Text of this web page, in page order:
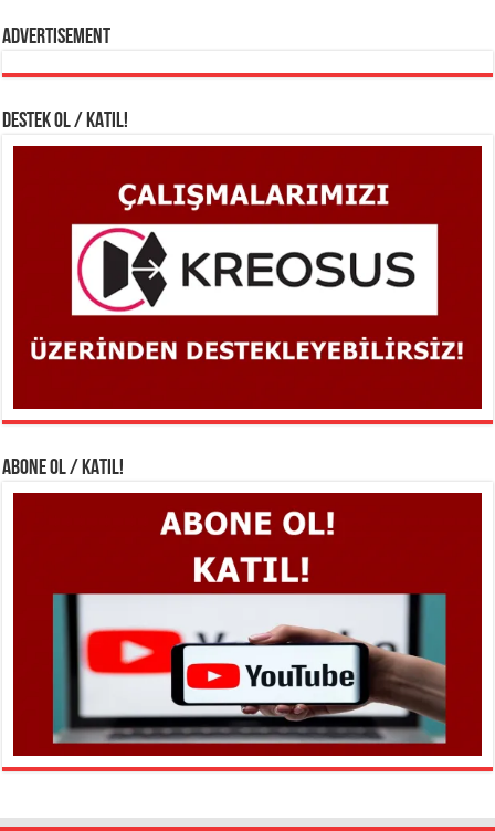
Advertisement
DESTEK OL / KATIL!
ABONE OL / KATIL!